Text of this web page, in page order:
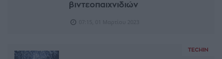
βιντεοπαιχνιδιών
TECHIN